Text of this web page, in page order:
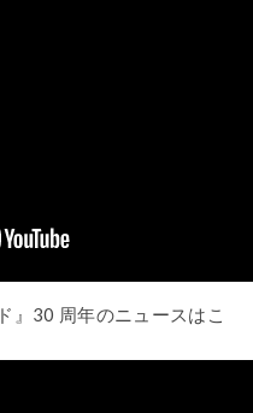
』30 周年のニュースはこ